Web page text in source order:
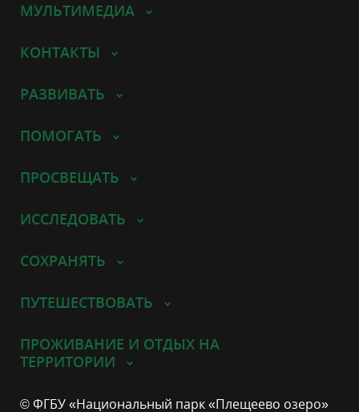
МУЛЬТИМЕДИА
КОНТАКТЫ
РАЗВИВАТЬ
ПОМОГАТЬ
ПРОСВЕЩАТЬ
ИССЛЕДОВАТЬ
СОХРАНЯТЬ
ПУТЕШЕСТВОВАТЬ
ПРОЖИВАНИЕ И ОТДЫХ НА
ТЕРРИТОРИИ
© ФГБУ «Национальный парк «Плещеево озеро»